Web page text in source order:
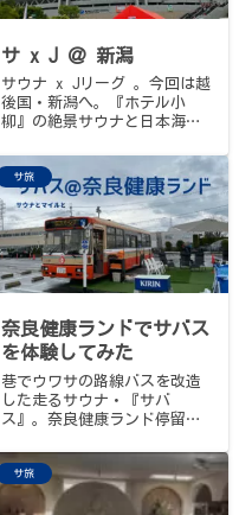
に黒塗料の暗室で今まで味わ
て、土管型を含む深さバリエ
豊富な14℃の掛け流し地下水
風呂と、日当たり良好のアデ
ィロンダック外気浴。日曜午
後の、快適な、ととのう散歩
サ x J ＠ 新潟
サウナ x Jリーグ 。今回は越
後国・新潟へ。『ホテル小
柳』の絶景サウナと日本海側
スタジアムを愛でてきまし
た。
サ旅
奈良健康ランドでサバス
を体験してみた
巷でウワサの路線バスを改造
した走るサウナ・『サバ
ス』。奈良健康ランド停留所
ト。
サ旅